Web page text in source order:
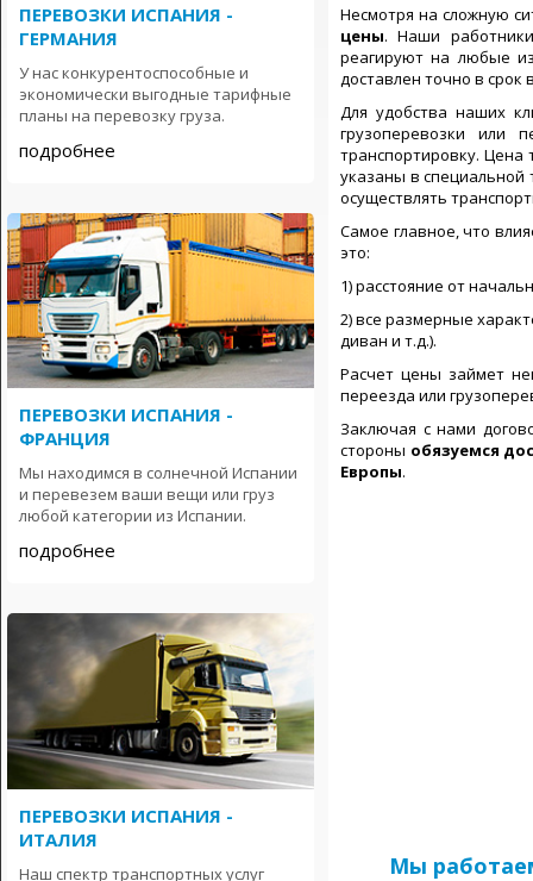
ПЕРЕВОЗКИ ИСПАНИЯ -
ГЕРМАНИЯ
У нас конкурентоспособные и
экономически выгодные тарифные
планы на перевозку груза.
подробнее
ПЕРЕВОЗКИ ИСПАНИЯ -
ФРАНЦИЯ
Мы находимся в солнечной Испании
и перевезем ваши вещи или груз
любой категории из Испании.
подробнее
ПЕРЕВОЗКИ ИСПАНИЯ -
ИТАЛИЯ
Наш спектр транспортных услуг
Несмотря на сложную
цены. Наши
реагируют на любые
доставлен точно в срок
Для удобства наших
грузоперевозки или
транспортировку. Цена
указаны в специальной
осуществлять
Самое главное, что
это:
1) расстояние от
2) все размерные
диван и т.д.).
Расчет цены займет
переезда или
Заключая с нами
стороны обязуемся
Европы.
Мы